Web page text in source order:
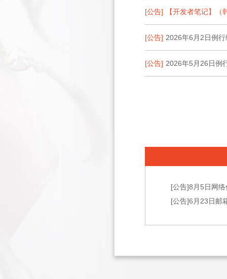
[公告] 【开发者笔记】
[公告] 2026年6月2日例
[公告] 2026年5月26日例
[公告]8月5日网
[公告]6月23日邮